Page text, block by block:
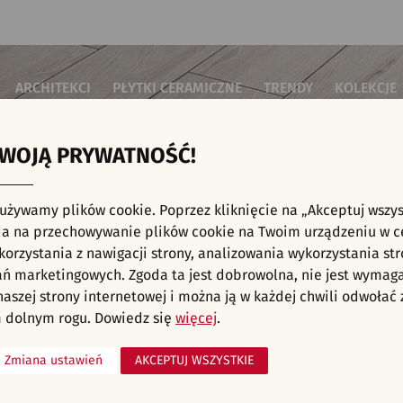
ARCHITEKCI PŁYTKI CERAMICZNE TRENDY KOLEKCJE
do sypialni
kuchenne
łazienkowe
na schody
na taras
komercyjne
Płytki ścienne
Płytki cegiełki
Płytki drewnopodobne
Płytki heksagonalne
Płytki jodełka
Płytki kamienne
Płytki kolorowe
Płytki
Płytki we
KAFELKI - NOWOŚCI, WNĘTRZA
aranżacji spełniających wybrane filtry. Przejdź do pełnej oferty
PRYWATNOŚĆ!
plików cookie. Poprzez kliknięcie na „Akceptuj
na przechowywanie plików cookie na Twoim urządzeniu w
z nawigacji strony, analizowania wykorzystania
marketingowych. Zgoda ta jest dobrowolna, nie jest
strony internetowej i można ją w każdej chwili odwołać
dolnym rogu. Dowiedz się więcej.
Zmiana ustawień AKCEPTUJ WSZYSTKIE